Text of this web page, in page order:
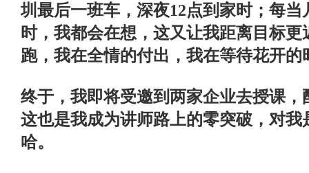
圳最后一班车，深夜12点到家时；每
时，我都会在想，这又让我距离目标
跑，我在全情的付出，我在等待花开的
终于，我即将受邀到两家企业去授课
这也是我成为讲师路上的零突破，对
哈。